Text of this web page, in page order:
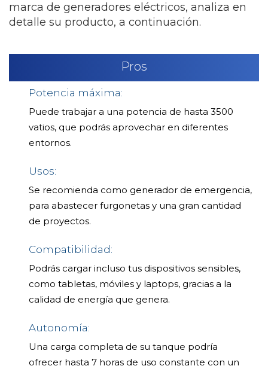
marca de generadores eléctricos, analiza en
detalle su producto, a continuación.
Pros
Potencia máxima:
Puede trabajar a una potencia de hasta 3500
vatios, que podrás aprovechar en diferentes
entornos.
Usos:
Se recomienda como generador de emergencia,
para abastecer furgonetas y una gran cantidad
de proyectos.
Compatibilidad:
Podrás cargar incluso tus dispositivos sensibles,
como tabletas, móviles y laptops, gracias a la
calidad de energía que genera.
Autonomía:
Una carga completa de su tanque podría
ofrecer hasta 7 horas de uso constante con un